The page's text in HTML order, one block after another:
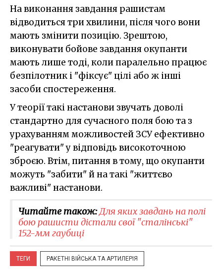
На виконання завдання рашистам
відводиться три хвилини, після чого вони
мають змінити позицію. Зрештою,
виконувати бойове завдання окупанти
мають лише тоді, коли паралельно працює
безпілотник і "фіксує" цілі або ж інші
засоби спостереження.
У теорії такі настанови звучать доволі
стандартно для сучасного поля бою та з
урахуванням можливостей ЗСУ ефективно
"реагувати" у відповідь високоточною
зброєю. Втім, питання в тому, що окупанти
можуть "забити" й на такі "життєво
важливі" настанови.
Читайте також:Для яких завдань на полі
бою рашисти дістали свої "сталінські"
152-мм гаубиці
ТЕГИ РАКЕТНІ ВІЙСЬКА ТА АРТИЛЕРІЯ